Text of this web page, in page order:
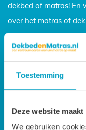
Toestemming
Deze website
We gebruiken
dekbed of matras! En
over het matras of
maandag tot en met
bereiken via
Bel ons op